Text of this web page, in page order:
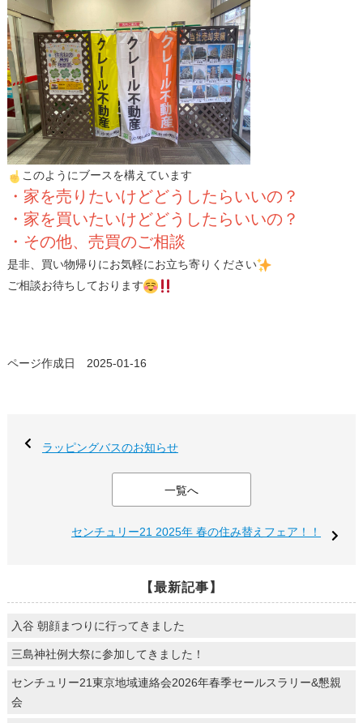
このようにブースを構えています
・家を売りたいけどどうしたらいいの？
・家を買いたいけどどうしたらいいの？
・その他、売買のご相談
是非、買い物帰りにお気軽にお立ち寄りください
ご相談お待ちしております
ページ作成日 2025-01-16
ラッピングバスのお知らせ
一覧へ
センチュリー21 2025年 春の住み替えフェア！！
【最新記事】
入谷 朝顔まつりに行ってきました
三島神社例大祭に参加してきました！
センチュリー21東京地域連絡会2026年春季セールスラリー&懇親
会